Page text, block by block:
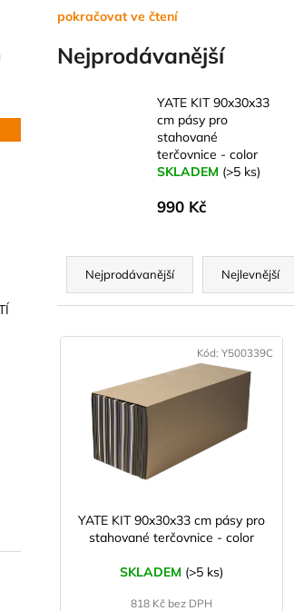
Nejprodávanější
YATE KIT 90x30x33
cm pásy pro
stahované
terčovnice - color
SKLADEM (>5 ks)
990 Kč
Ř
z
Nejprodávanější Nejlevnější
V
YATE KIT 90x30x33 cm pásy pro
stahované terčovnice - color
SKLADEM (>5 ks)
818 Kč bez DPH
Kód:Y500339C